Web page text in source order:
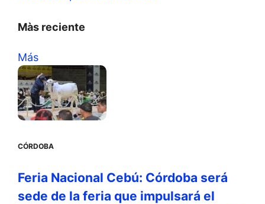
Màs reciente
Más
CÓRDOBA
Feria Nacional Cebú: Córdoba será
sede de la feria que impulsará el